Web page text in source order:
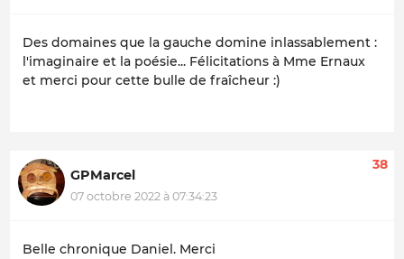
Des domaines que la gauche domine inlassablement :
l'imaginaire et la poésie... Félicitations à Mme Ernaux
et merci pour cette bulle de fraîcheur :)
GPMarcel
07 octobre 2022 à 07:34:23
38
Belle chronique Daniel. Merci